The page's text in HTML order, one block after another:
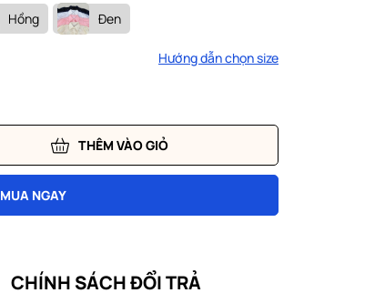
Hồng Đen
Hướng dẫn chọn size
THÊM VÀO GIỎ
MUA NGAY
CHÍNH SÁCH ĐỔI TRẢ